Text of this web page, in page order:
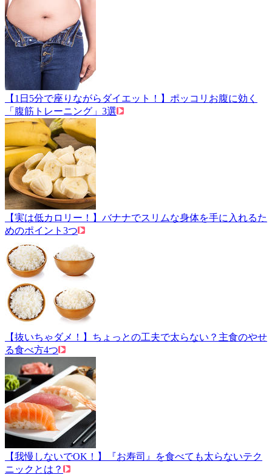
【1日5分で座りながらダイエット！】ポッコリお腹に効く
「腹筋トレーニング」3選
【実は低カロリー！】バナナでスリムな身体を手に入れるた
めのポイント3つ
【抜いちゃダメ！】ちょっとの工夫で太らない？主食のやせ
る食べ方4つ
【我慢しないでOK！】『お寿司』を食べても太らないテク
ニックとは？